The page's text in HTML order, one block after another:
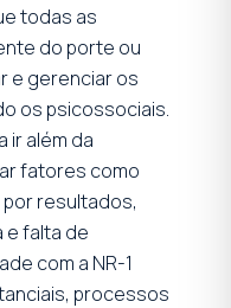
todas as
do porte ou
e gerenciar os
os psicossociais.
ir além da
fatores como
resultados,
e falta de
com a NR-1
processos